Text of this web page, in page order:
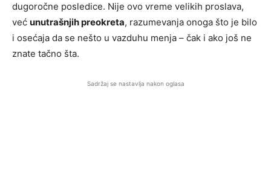
dugoročne posledice. Nije ovo vreme velikih proslava,
već unutrašnjih preokreta, razumevanja onoga što je bilo
i osećaja da se nešto u vazduhu menja – čak i ako još ne
znate tačno šta.
Sadržaj se nastavlja nakon oglasa